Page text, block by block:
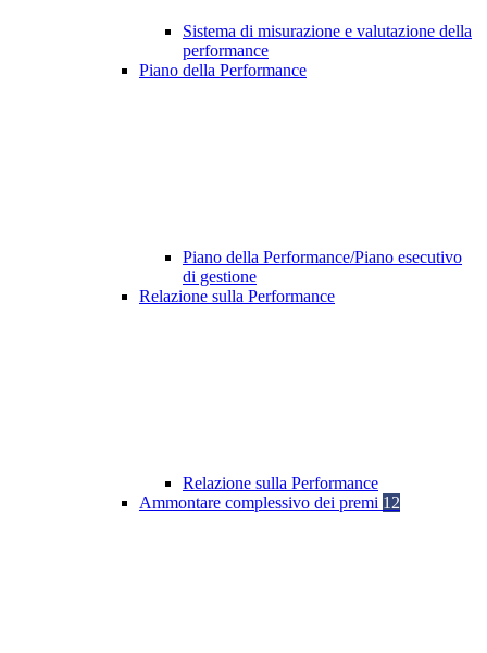
Sistema di misurazione e valutazione della
performance
Piano della Performance
Piano della Performance/Piano esecutivo
di gestione
Relazione sulla Performance
Relazione sulla Performance
Ammontare complessivo dei premi 12